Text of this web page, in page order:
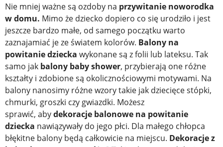
Nie mniej ważne są ozdoby na przywitanie noworodka
w domu. Mimo że dziecko dopiero co się urodziło i jest
jeszcze bardzo małe, od samego początku warto
zaznajamiać je ze światem kolorów. Balony na
powitanie dziecka wykonane są z folii lub lateksu. Tak
samo jak balony baby shower, przybierają one różne
kształty i zdobione są okolicznościowymi motywami. Na
balony nanosimy różne wzory takie jak dziecięce stópki,
chmurki, groszki czy gwiazdki. Możesz
sprawić, abydekoracje balonowe na powitanie
dziecka nawiązywały do jego płci. Dla małego chłopca
błękitne balony będą całkowicie na miejscu. Dekoracje z